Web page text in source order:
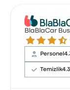
BlaBlaCar Bus
3.7
Personel
Temizlik4.3